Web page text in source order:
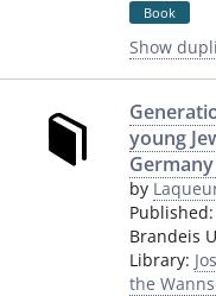
Book
Show
young
by
Published:
Brandeis
Library:
the